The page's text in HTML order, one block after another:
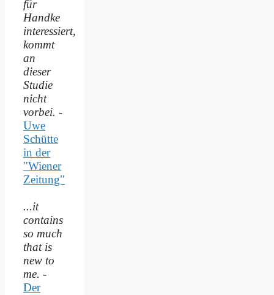
für
Handke
interessiert,
kommt
an
dieser
Studie
nicht
vorbei. -
Uwe
Schütte
in der
"Wiener
Zeitung"
...it
contains
so much
that is
new to
me. -
Der